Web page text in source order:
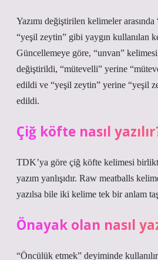
Yazımı değiştirilen kelimeler
“yeşil zeytin” gibi yaygın kullanılan
Güncellemeye göre, “unvan”
değiştirildi, “mütevelli” yerine
edildi ve “yeşil zeytin” yerine “yeşil
edildi.
Çiğ köfte nasıl
TDK’ya göre çiğ köfte kelimesi
yazım yanlışıdır. Raw meatballs
yazılsa bile iki kelime tek bir anlam
Önayak olan nasıl
“Öncülük etmek” deyiminde